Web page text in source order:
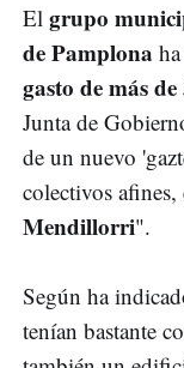
El grupo
de Pamplona
gasto de más
Junta de
de un nuevo
colectivos afines,
Mendillorri".
Según ha
tenían bastante